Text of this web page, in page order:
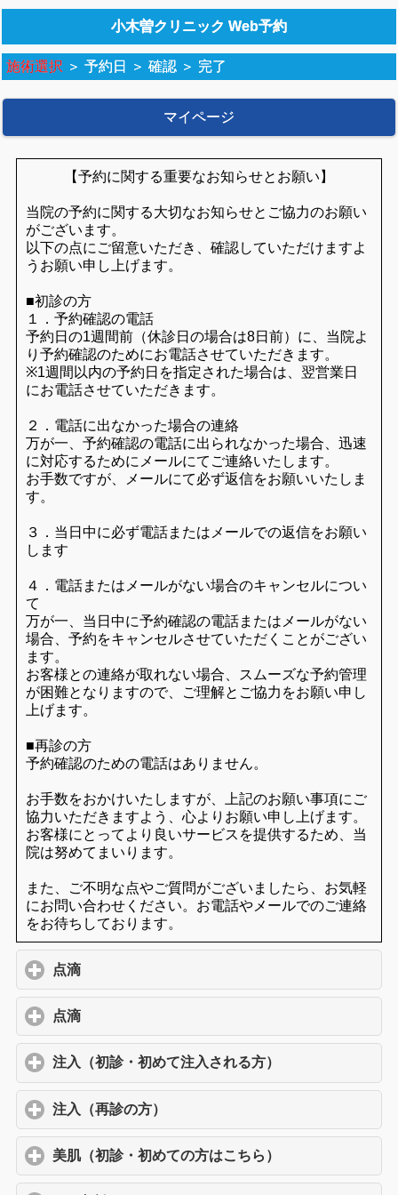
小木曽クリニック Web予約
施術選択 ＞予約日 ＞確認 ＞ 完了
マイページ
【予約に関する重要なお知らせとお願い】
当院の予約に関する大切なお知らせとご協力のお願い
がございます。
以下の点にご留意いただき、確認していただけますよ
うお願い申し上げます。
■初診の方
１．予約確認の電話
予約日の1週間前（休診日の場合は8日前）に、当院よ
り予約確認のためにお電話させていただきます。
※1週間以内の予約日を指定された場合は、翌営業日
にお電話させていただきます。
２．電話に出なかった場合の連絡
万が一、予約確認の電話に出られなかった場合、迅速
に対応するためにメールにてご連絡いたします。
お手数ですが、メールにて必ず返信をお願いいたしま
す。
３．当日中に必ず電話またはメールでの返信をお願い
します
４．電話またはメールがない場合のキャンセルについ
て
万が一、当日中に予約確認の電話またはメールがない
場合、予約をキャンセルさせていただくことがござい
ます。
お客様との連絡が取れない場合、スムーズな予約管理
が困難となりますので、ご理解とご協力をお願い申し
上げます。
■再診の方
予約確認のための電話はありません。
お手数をおかけいたしますが、上記のお願い事項にご
協力いただきますよう、心よりお願い申し上げます。
お客様にとってより良いサービスを提供するため、当
院は努めてまいります。
また、ご不明な点やご質問がございましたら、お気軽
にお問い合わせください。お電話やメールでのご連絡
をお待ちしております。
点滴
点滴
注入（初診・初めて注入される方）
注入（再診の方）
美肌（初診・初めての方はこちら）